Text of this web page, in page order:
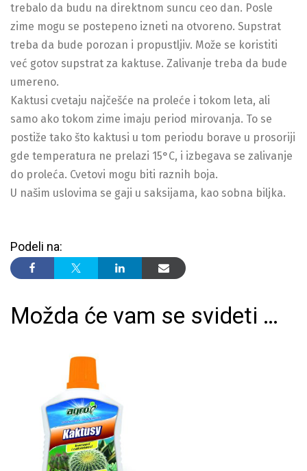
trebalo da budu na direktnom suncu ceo dan. Posle
zime mogu se postepeno izneti na otvoreno. Supstrat
treba da bude porozan i propustljiv. Može se koristiti
već gotov supstrat za kaktuse. Zalivanje treba da bude
umereno.
Kaktusi cvetaju najčešće na proleće i tokom leta, ali
samo ako tokom zime imaju period mirovanja. To se
postiže tako što kaktusi u tom periodu borave u prosoriji
gde temperatura ne prelazi 15°C, i izbegava se zalivanje
do proleća. Cvetovi mogu biti raznih boja.
U našim uslovima se gaji u saksijama, kao sobna biljka.
Podeli na:
Možda će vam se svideti …